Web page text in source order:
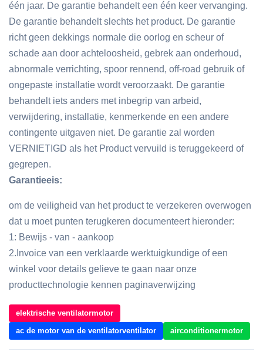
één jaar. De garantie behandelt een één keer vervanging.
De garantie behandelt slechts het product. De garantie
richt geen dekkings normale die oorlog en scheur of
schade aan door achteloosheid, gebrek aan onderhoud,
abnormale verrichting, spoor rennend, off-road gebruik of
ongepaste installatie wordt veroorzaakt. De garantie
behandelt iets anders met inbegrip van arbeid,
verwijdering, installatie, kenmerkende en een andere
contingente uitgaven niet. De garantie zal worden
VERNIETIGD als het Product vervuild is teruggekeerd of
gegrepen.
Garantieeis:
om de veiligheid van het product te verzekeren overwogen
dat u moet punten terugkeren documenteert hieronder:
1: Bewijs - van - aankoop
2.Invoice van een verklaarde werktuigkundige of een
winkel voor details gelieve te gaan naar onze
producttechnologie kennen paginaverwijzing
elektrische ventilatormotor
ac de motor van de ventilatorventilator
airconditionermotor